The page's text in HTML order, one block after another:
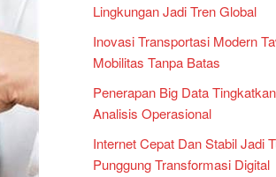
Lingkungan Jadi Tren Global
Inovasi Transportasi Modern
Mobilitas Tanpa Batas
Penerapan Big Data
Analisis Operasional
Internet Cepat Dan Stabil Jadi
Punggung Transformasi Digital